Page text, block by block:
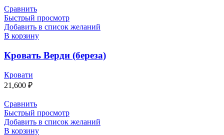
Сравнить
Быстрый просмотр
Добавить в список желаний
В корзину
Кровать Верди (береза)
Кровати
21,600 ₽
Сравнить
Быстрый просмотр
Добавить в список желаний
В корзину